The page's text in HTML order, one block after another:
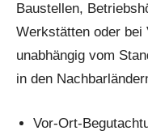
Baustellen,
Werkstätten oder bei
unabhängig vom
in den
Vor-Ort-